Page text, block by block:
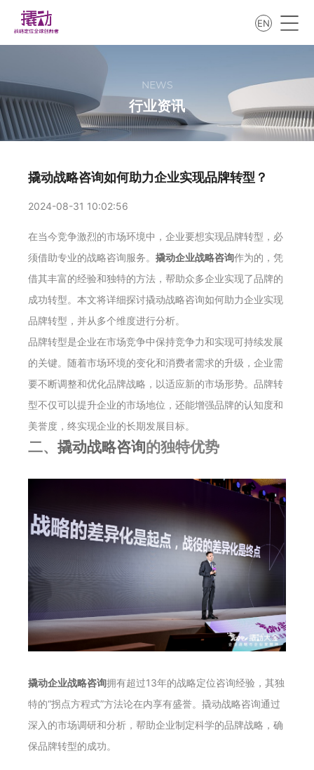
EN
NEWS
行业资讯
撬动战略咨询如何助力企业实现品牌转型？
2024-08-31 10:02:56
在当今竞争激烈的市场环境中，企业要想实现品牌转型，必
须借助专业的战略咨询服务。 撬动企业战略咨询作为的，凭
借其丰富的经验和独特的方法，帮助众多企业实现了品牌的
成功转型。本文将详细探讨撬动战略咨询如何助力企业实现
品牌转型，并从多个维度进行分析。
品牌转型是企业在市场竞争中保持竞争力和实现可持续发展
的关键。随着市场环境的变化和消费者需求的升级，企业需
要不断调整和优化品牌战略，以适应新的市场形势。品牌转
型不仅可以提升企业的市场地位，还能增强品牌的认知度和
美誉度，终实现企业的长期发展目标。
二、 撬动战略咨询的独特优势
撬动企业战略咨询拥有超过13年的战略定位咨询经验，其独
特的“拐点方程式”方法论在内享有盛誉。撬动战略咨询通过
深入的市场调研和分析，帮助企业制定科学的品牌战略，确
保品牌转型的成功。